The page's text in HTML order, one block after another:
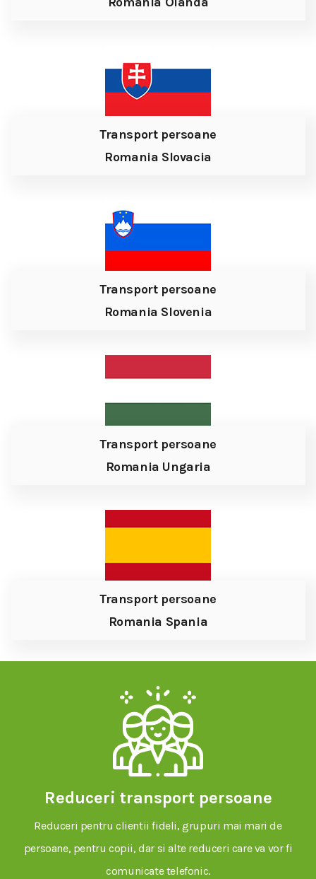
Transport persoane
Romania Slovacia
Transport persoane
Romania Slovenia
Transport persoane
Romania Ungaria
Transport persoane
Romania Spania
Reduceri transport persoane
Reduceri pentru clientii fideli, grupuri mai mari de
persoane, pentru copii, dar si alte reduceri care va vor fi
comunicate telefonic.